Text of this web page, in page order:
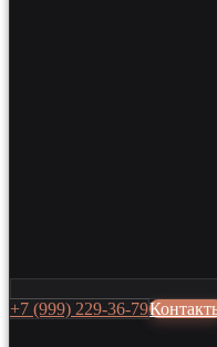
+7 (999) 229-36-79